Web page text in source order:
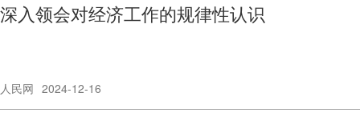
深入领会对经济工作的规律性认识
人民网 2024-12-16